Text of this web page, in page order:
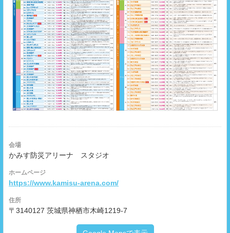
会場
かみす防災アリーナ スタジオ
ホームページ
https://www.kamisu-arena.com/
住所
〒3140127 茨城県神栖市木崎1219-7